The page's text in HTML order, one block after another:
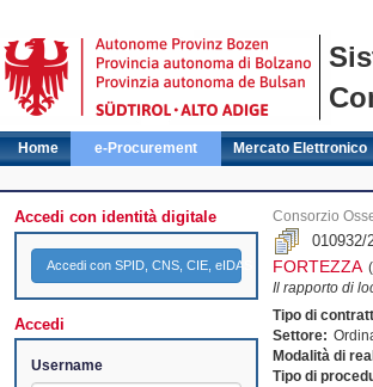
Home e-Procurement Mercato Elettronico
Accedi con identità digitale
Accedi con SPID, CNS, CIE, eIDAS
Accedi
Username
Consorzio
010932/
FORTEZZA
Il rapporto di
Tipo di
Settore:
Modalità di
Tipo di